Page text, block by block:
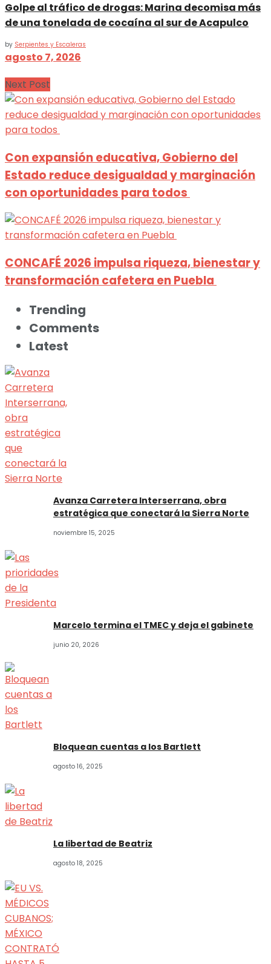
Golpe al tráfico de drogas: Marina decomisa más
de una tonelada de cocaína al sur de Acapulco
by Serpientes y Escaleras
agosto 7, 2026
Next Post
Con expansión educativa, Gobierno del
Estado reduce desigualdad y marginación
con oportunidades para todos
CONCAFÉ 2026 impulsa riqueza, bienestar y
transformación cafetera en Puebla
Trending
Comments
Latest
Avanza Carretera Interserrana, obra
estratégica que conectará la Sierra Norte
noviembre 15, 2025
Marcelo termina el TMEC y deja el gabinete
junio 20, 2026
Bloquean cuentas a los Bartlett
agosto 16, 2025
La libertad de Beatriz
agosto 18, 2025